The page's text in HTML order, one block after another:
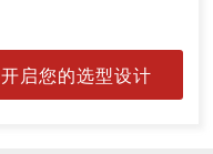
开启您的选型设计